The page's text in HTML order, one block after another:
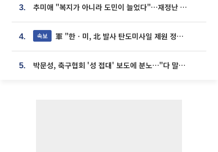
3. 추미애 "복지가 아니라 도민이 늘었다"…재정난 책임론 정면돌파
4. 속보 軍 "한ㆍ미, 北 발사 탄도미사일 제원 정밀분석 중"
5. 박문성, 축구협회 '성 접대' 보도에 분노…"다 말아먹으려고 작정했나"